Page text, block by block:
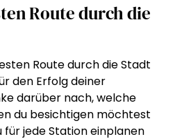
Route durch die
Route durch die Stadt
den Erfolg deiner
darüber nach, welche
du besichtigen möchtest
für jede Station einplanen